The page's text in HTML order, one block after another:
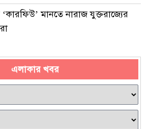
মানতে নারাজ যুক্তরাজ্যের
এলাকার খবর